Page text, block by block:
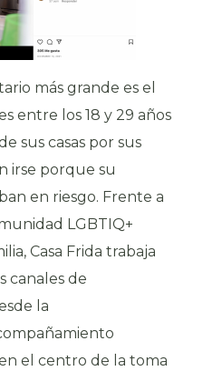
más grande es el
entre los 18 y 29 años
sus casas por sus
irse porque su
en riesgo. Frente a
LGBTIQ+
Casa Frida trabaja
canales de
la
el centro de la toma